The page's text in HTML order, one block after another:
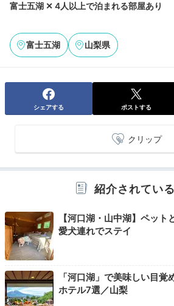
富士五湖 ✕ 4人以上で泊まれる部屋あり
富士五湖 山梨県
シェアする ポストする
クリップ
紹介されてい
【河口湖・山中湖】ペッ
愛犬連れでステイ
「河口湖」で美味しい目
ホテル7選／山梨